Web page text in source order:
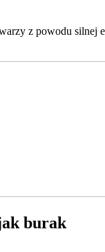
z powodu silnej
jak burak